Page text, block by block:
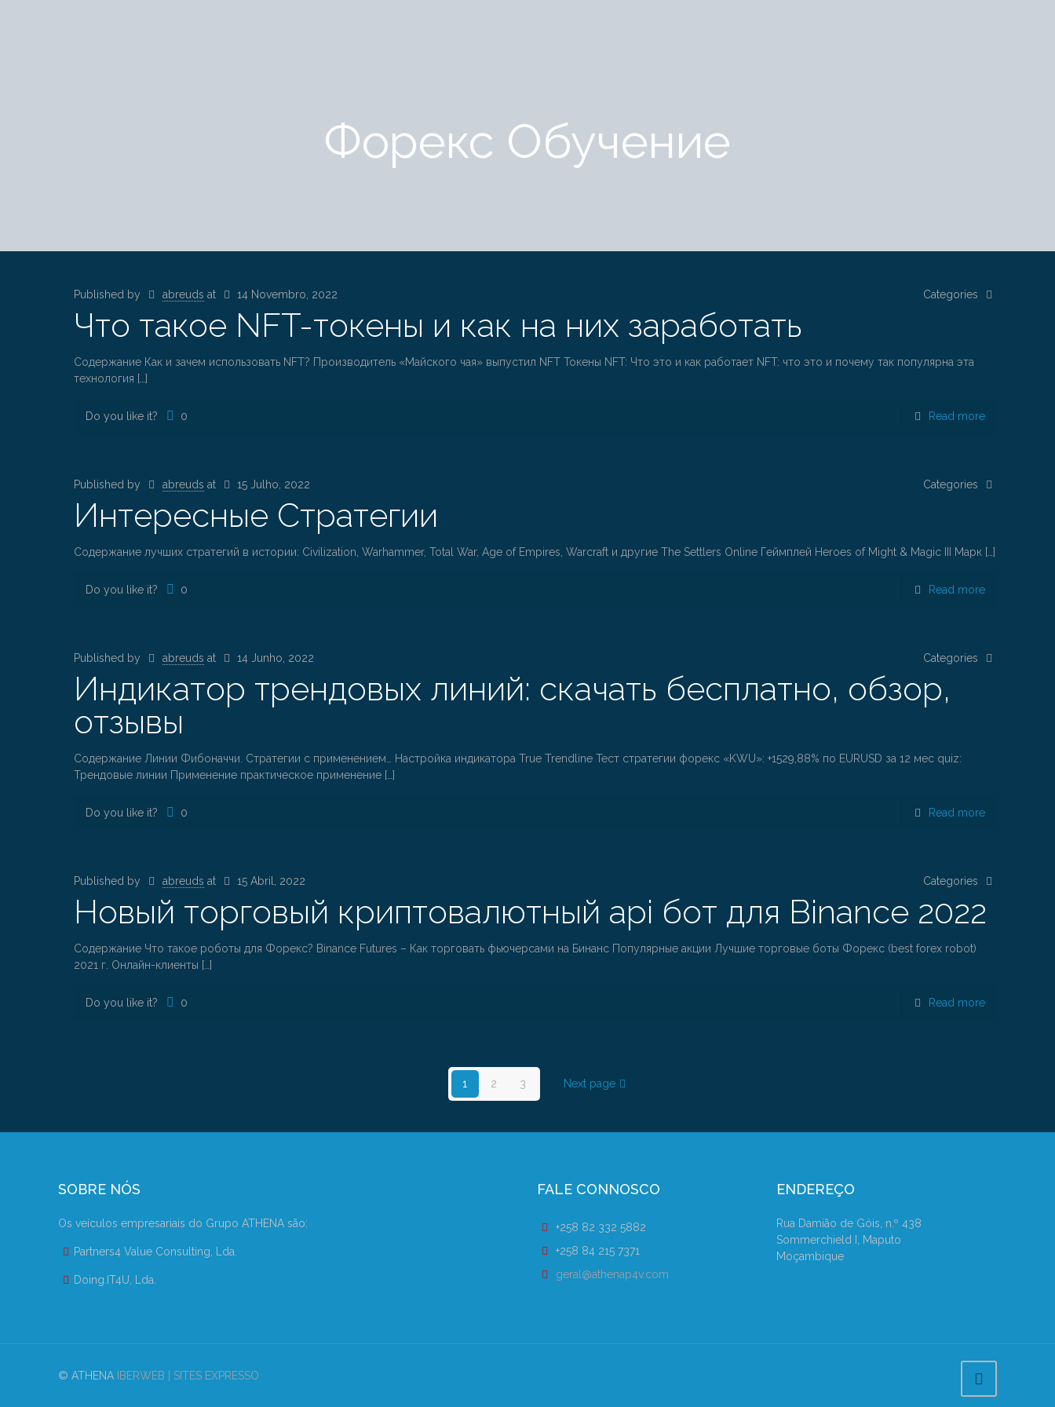
Форекс Обучение
Published by abreuds at 14 Novembro, 2022 Categories
Что такое NFT-токены и как на них заработать
Содержание Как и зачем использовать NFT? Производитель «Майского чая» выпустил NFT Токены NFT: Что это и как работает NFT: что это и почему так популярна эта
технология […]
Do you like it? 0 Read more
Published by abreuds at 15 Julho, 2022 Categories
Интересные Стратегии
Содержание лучших стратегий в истории: Civilization, Warhammer, Total War, Age of Empires, Warcraft и другие The Settlers Online Геймплей Heroes of Might & Magic III Марк […]
Do you like it? 0 Read more
Published by abreuds at 14 Junho, 2022 Categories
Индикатор трендовых линий: скачать бесплатно, обзор,
отзывы
Содержание Линии Фибоначчи. Стратегии с применением… Настройка индикатора True Trendline Тест стратегии форекс «KWU»: +1529,88% по EURUSD за 12 мес quiz:
Трендовые линии Применение практическое применение […]
Do you like it? 0 Read more
Published by abreuds at 15 Abril, 2022 Categories
Новый торговый криптовалютный api бот для Binance 2022
Содержание Что такое роботы для Форекс? Binance Futures – Как торговать фьючерсами на Бинанс Популярные акции Лучшие торговые боты Форекс (best forex robot)
2021 г. Онлайн-клиенты […]
Do you like it? 0 Read more
1 2 3 Next page
SOBRE NÓS
Os veículos empresariais do Grupo ATHENA são:
Partners4 Value Consulting, Lda.
Doing.IT4U, Lda.
FALE CONNOSCO
+258 82 332 5882
+258 84 215 7371
geral@athenap4v.com
ENDEREÇO
Rua Damião de Góis, n.º 438
Sommerchield I, Maputo
Moçambique
© ATHENA IBERWEB | SITES EXPRESSO